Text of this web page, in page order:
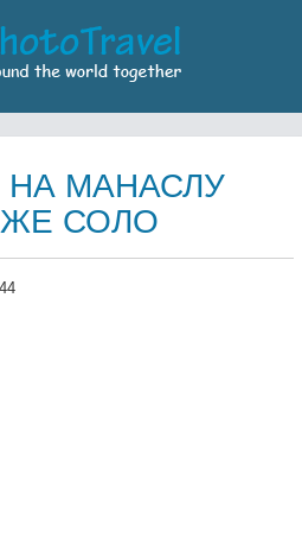
МАНАСЛУ
СОЛО